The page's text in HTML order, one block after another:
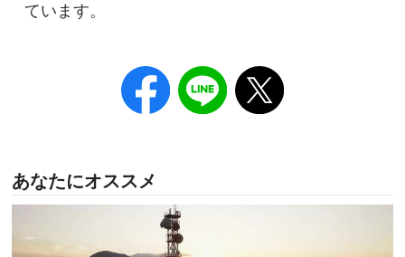
ています。
あなたにオススメ